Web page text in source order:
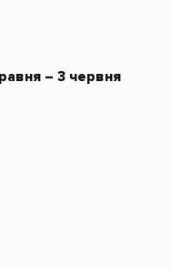
– 3 червня